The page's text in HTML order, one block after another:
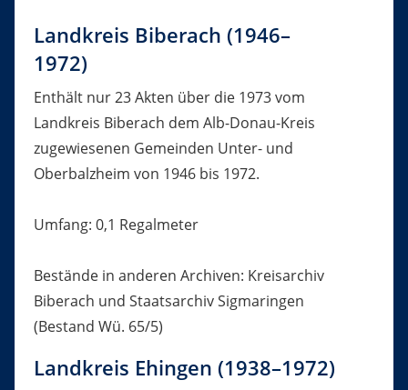
Landkreis Biberach (1946–
1972)
Enthält nur 23 Akten über die 1973 vom
Landkreis Biberach dem Alb-Donau-Kreis
zugewiesenen Gemeinden Unter- und
Oberbalzheim von 1946 bis 1972.
Umfang: 0,1 Regalmeter
Bestände in anderen Archiven: Kreisarchiv
Biberach und Staatsarchiv Sigmaringen
(Bestand Wü. 65/5)
Landkreis Ehingen (1938–1972)